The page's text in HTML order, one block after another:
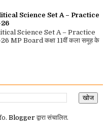
Science Set A – Practice
Science Set A – Practice
MP Board कक्षा 11वीं कला समूह के
Blogger द्वारा संचालित.